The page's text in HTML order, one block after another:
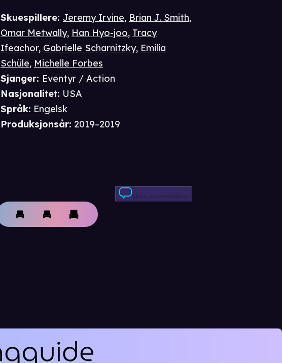
Skriv anmeldelse
Skuespillere:Jeremy Irvine, Brian J. Smith,
Omar Metwally, Han Hyo-joo, Tracy
Ifeachor, Gabrielle Scharnitzky, Emilia
Schüle, Michelle Forbes
Sjanger: Eventyr / Action
Nasjonalitet: USA
Språk: Engelsk
Produksjonsår: 2019–2019